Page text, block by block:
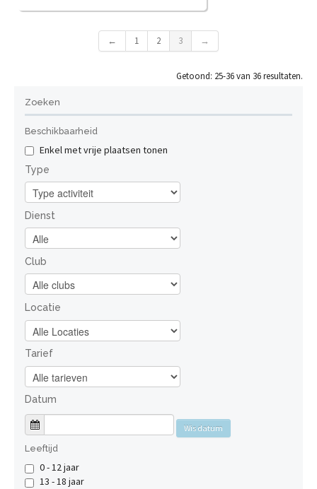
op "De dag van de nieuwe inwoners". Op zaterdag 12
juni 2027 wordt u om 9 uur verwacht in het
vertrekken we, om 9.30 u. voor een toeristische rondrit ...
← 1 2 3 →
Getoond: 25-36 van 36 resultaten.
Zoeken
Beschikbaarheid
Enkel met vrije plaatsen tonen
Type
Dienst
Club
Locatie
Tarief
Datum
Wis datum
Leeftijd
0 - 12 jaar
13 - 18 jaar